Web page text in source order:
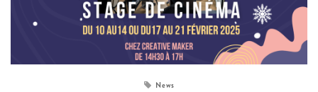
News